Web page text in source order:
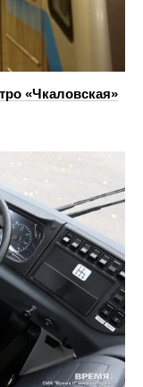
«Чкаловская»